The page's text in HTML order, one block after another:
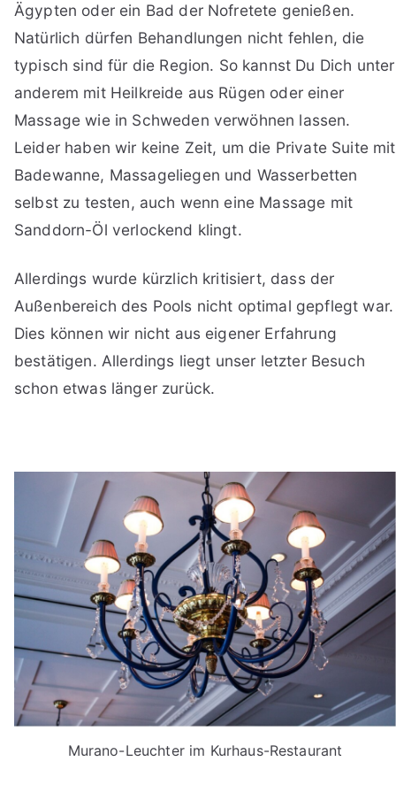
Ägypten oder ein Bad der Nofretete genießen.
Natürlich dürfen Behandlungen nicht fehlen, die
typisch sind für die Region. So kannst Du Dich unter
anderem mit Heilkreide aus Rügen oder einer
Massage wie in Schweden verwöhnen lassen.
Leider haben wir keine Zeit, um die Private Suite mit
Badewanne, Massageliegen und Wasserbetten
selbst zu testen, auch wenn eine Massage mit
Sanddorn-Öl verlockend klingt.
Allerdings wurde kürzlich kritisiert, dass der
Außenbereich des Pools nicht optimal gepflegt war.
Dies können wir nicht aus eigener Erfahrung
bestätigen. Allerdings liegt unser letzter Besuch
schon etwas länger zurück.
Murano-Leuchter im Kurhaus-Restaurant